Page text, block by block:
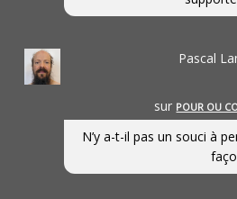
Pascal
sur POUR OU
N’y a-t-il pas un souci à